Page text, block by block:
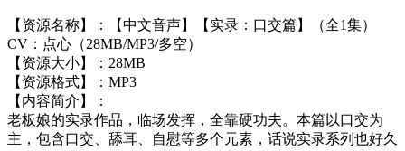
【资源名称】：【中文音声】【实录：口交篇】（全1集）
CV：点心（28MB/MP3/多空）
【资源大小】：28MB
【资源格式】：MP3
【内容简介】：
老板娘的实录作品，临场发挥，全靠硬功夫。本篇以口交为
主，包含口交、舔耳、自慰等多个元素，话说实录系列也好久